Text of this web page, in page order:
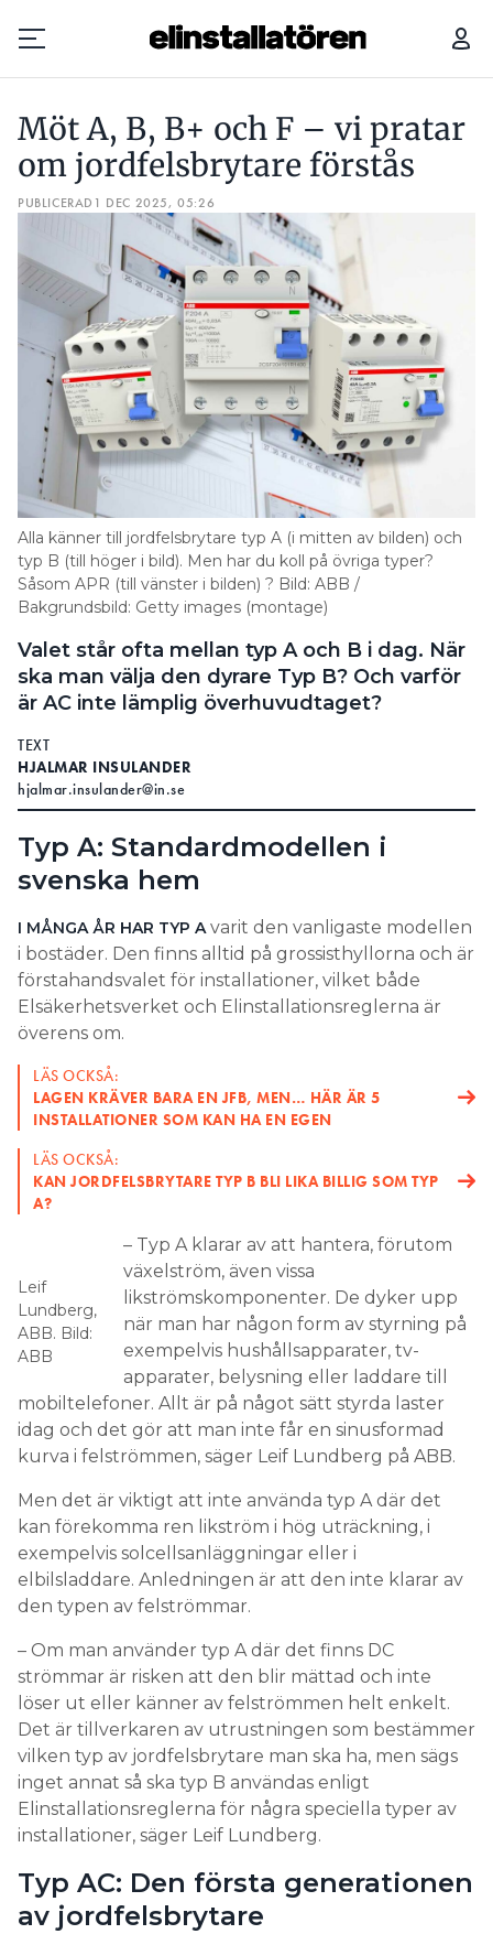
Prenumerera
Hantera prenumeration
Lediga jobb
Annonsera
Läs E-tidningen
Om tidningen
Kontakt
Personuppgifter
Search for:
Möt A, B, B+ och F – vi pratar
om jordfelsbrytare förstås
PUBLICERAD 1 DEC 2025, 05:26
Alla känner till jordfelsbrytare typ A (i mitten av bilden) och
typ B (till höger i bild). Men har du koll på övriga typer?
Såsom APR (till vänster i bilden) ? Bild: ABB /
Bakgrundsbild: Getty images (montage)
Valet står ofta mellan typ A och B i dag. När
ska man välja den dyrare Typ B? Och varför
är AC inte lämplig överhuvudtaget?
TEXT
HJALMAR INSULANDER
hjalmar.insulander@in.se
Typ A: Standardmodellen i
svenska hem
I MÅNGA ÅR HAR TYP Avarit den vanligaste modellen
i bostäder. Den finns alltid på grossisthyllorna och är
förstahandsvalet för installationer, vilket både
Elsäkerhetsverket och Elinstallationsreglerna är
överens om.
LÄS OCKSÅ:
LAGEN KRÄVER BARA EN JFB, MEN… HÄR ÄR 5
INSTALLATIONER SOM KAN HA EN EGEN
LÄS OCKSÅ:
KAN JORDFELSBRYTARE TYP B BLI LIKA BILLIG SOM TYP
A?
Leif
Lundberg,
ABB. Bild:
ABB
– Typ A klarar av att hantera, förutom
växelström, även vissa
likströmskomponenter. De dyker upp
när man har någon form av styrning på
exempelvis hushållsapparater, tv-
apparater, belysning eller laddare till
mobiltelefoner. Allt är på något sätt styrda laster
idag och det gör att man inte får en sinusformad
kurva i felströmmen, säger Leif Lundberg på ABB.
Men det är viktigt att inte använda typ A där det
kan förekomma ren likström i hög uträckning, i
exempelvis solcellsanläggningar eller i
elbilsladdare. Anledningen är att den inte klarar av
den typen av felströmmar.
– Om man använder typ A där det finns DC
strömmar är risken att den blir mättad och inte
löser ut eller känner av felströmmen helt enkelt.
Det är tillverkaren av utrustningen som bestämmer
vilken typ av jordfelsbrytare man ska ha, men sägs
inget annat så ska typ B användas enligt
Elinstallationsreglerna för några speciella typer av
installationer, säger Leif Lundberg.
Typ AC: Den första generationen
av jordfelsbrytare